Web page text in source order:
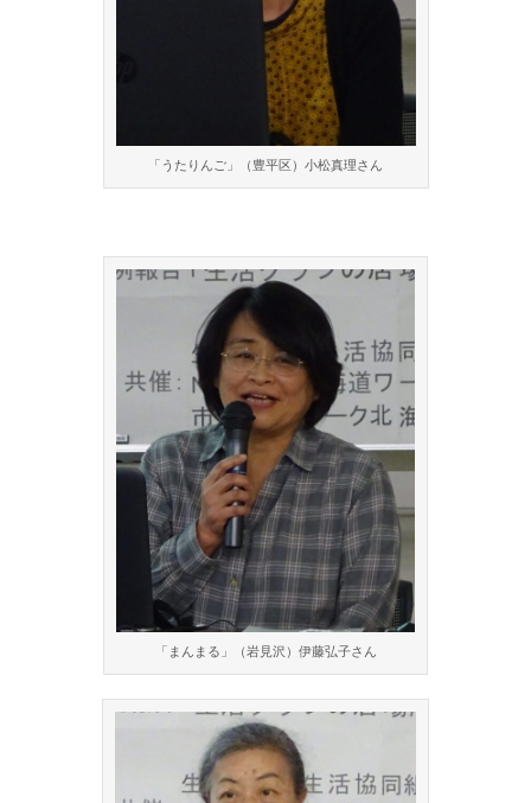
「うたりんご」（豊平区）小松真理さん
「まんまる」（岩見沢）伊藤弘子さん